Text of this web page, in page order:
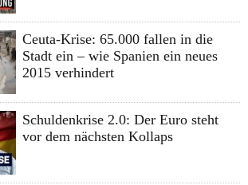
Ceuta-Krise: 65.000 fallen in die
Stadt ein – wie Spanien ein neues
2015 verhindert
Schuldenkrise 2.0: Der Euro steht
vor dem nächsten Kollaps